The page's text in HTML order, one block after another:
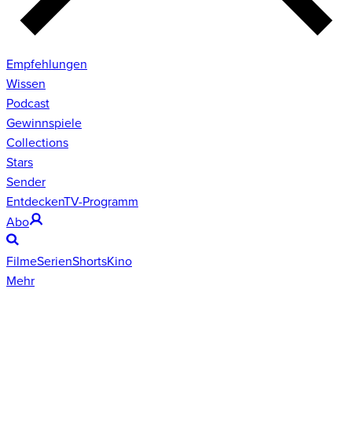
Empfehlungen
Wissen
Podcast
Gewinnspiele
Collections
Stars
Sender
EntdeckenTV-Programm
Abo
FilmeSerienShortsKino
Mehr